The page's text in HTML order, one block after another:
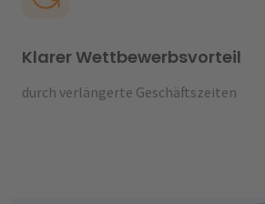
Klarer Wettbewerbsvorteil
durch verlängerte Geschäftszeiten